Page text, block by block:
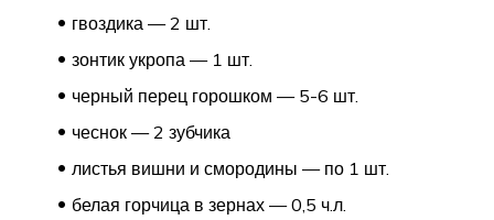
гвоздика — 2 шт.
зонтик укропа — 1 шт.
черный перец горошком — 5-6 шт.
чеснок — 2 зубчика
листья вишни и смородины — по 1 шт.
белая горчица в зернах — 0,5 ч.л.